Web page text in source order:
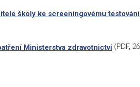
školy ke screeningovému
Ministerstva zdravotnictví(PDF,